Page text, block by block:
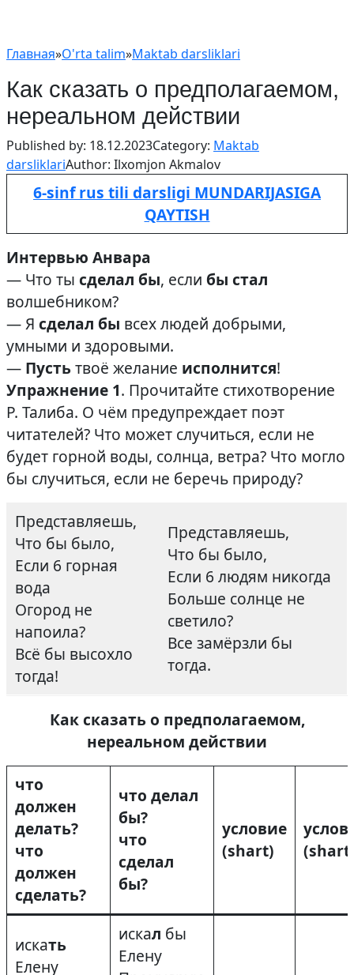
Главная»O'rta talim»Maktab darsliklari
Как сказать о предполагаемом,
нереальном действии
Published by: 18.12.2023Category: Maktab
darsliklariAuthor: Ilxomjon Akmalov
6-sinf rus tili darsligi MUNDARIJASIGA
QAYTISH
Интервью Анвара
— Что ты сделал бы, если бы стал
волшебником?
— Я сделал бы всех людей добрыми,
умными и здоровыми.
— Пусть твоё желание исполнится!
Упражнение 1. Прочитайте стихотворение
Р. Талиба. О чём предупреждает поэт
читателей? Что может случиться, если не
будет горной воды, солнца, ветра? Что могло
бы случиться, если не беречь природу?
Представляешь,
Что бы было,
Если 6 горная
вода
Огород не
напоила?
Всё бы высохло
тогда!
Представляешь,
Что бы было,
Если 6 людям никогда
Больше солнце не
светило?
Все замёрзли бы
тогда.
Как сказать о предполагаемом,
нереальном действии
что
должен
делать?
что
должен
сделать?
что делал
бы?
что
сделал
бы?
условие
(shart)
искать
Елену
искал бы
Елену